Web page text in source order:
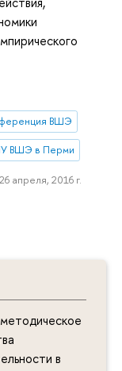
в
ВШЭ
ВШЭ в Перми
26 апреля, 2016 г.